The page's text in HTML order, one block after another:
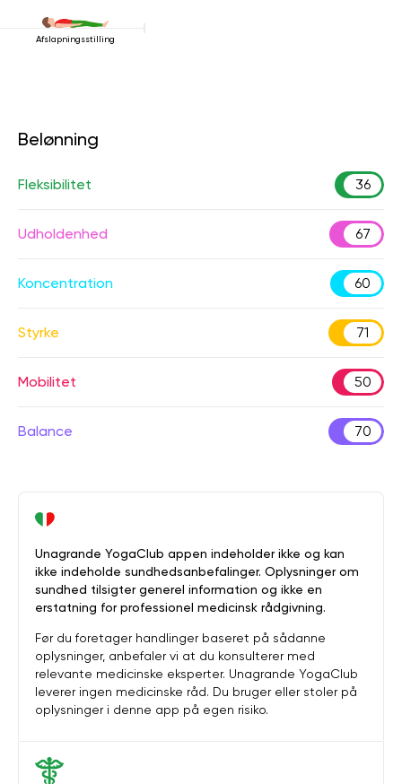
Afslapningsstilling
Belønning
Fleksibilitet 36
Udholdenhed 67
Koncentration 60
Styrke 71
Mobilitet 50
Balance 70
Unagrande YogaClub appen indeholder ikke og kan
ikke indeholde sundhedsanbefalinger. Oplysninger om
sundhed tilsigter generel information og ikke en
erstatning for professionel medicinsk rådgivning.
Før du foretager handlinger baseret på sådanne
oplysninger, anbefaler vi at du konsulterer med
relevante medicinske eksperter. Unagrande YogaClub
leverer ingen medicinske råd. Du bruger eller stoler på
oplysninger i denne app på egen risiko.